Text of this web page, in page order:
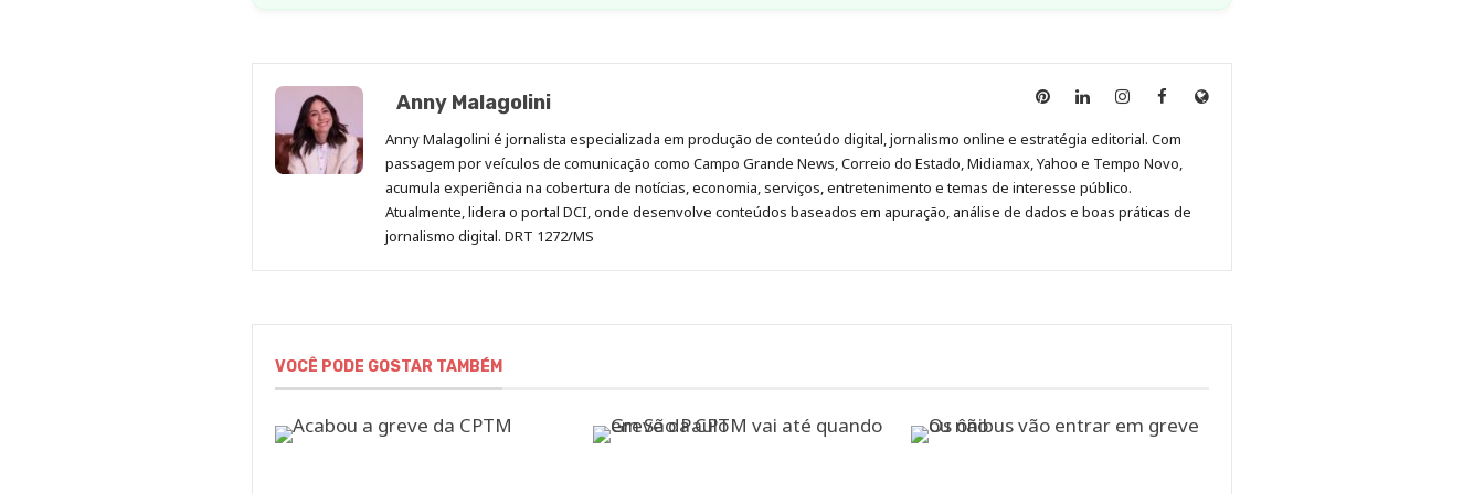
Anny Malagolini
Anny
no
Pinterest
Anny
no
LinkedIn
Anny
no
Instagram
Anny
no
Facebook
Site
Anny Malagolini é jornalista especializada em produção de conteúdo digital, jornalismo online e estratégia editorial. Com
passagem por veículos de comunicação como Campo Grande News, Correio do Estado, Midiamax, Yahoo e Tempo Novo,
acumula experiência na cobertura de notícias, economia, serviços, entretenimento e temas de interesse público.
Atualmente, lidera o portal DCI, onde desenvolve conteúdos baseados em apuração, análise de dados e boas práticas de
jornalismo digital. DRT 1272/MS
VOCÊ PODE GOSTAR TAMBÉM